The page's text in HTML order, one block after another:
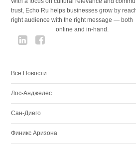
trust, Echo Ru helps businesses grow by
right audience with the right message — both
online and in-hand.
Все Новости
Лос-Анджелес
Сан-Диего
Финикс Аризона